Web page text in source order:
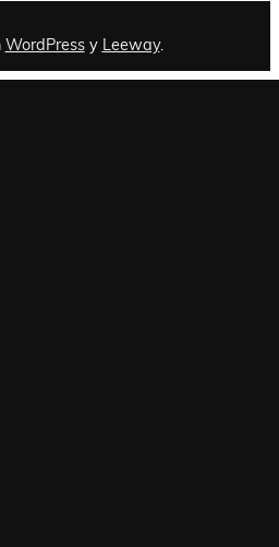
WordPressy Leeway.